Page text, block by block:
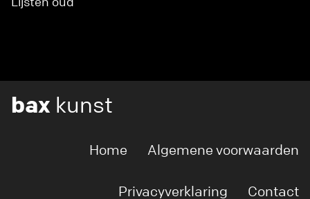
bax kunst
Home Algemene voorwaarden
Privacyverklaring Contact